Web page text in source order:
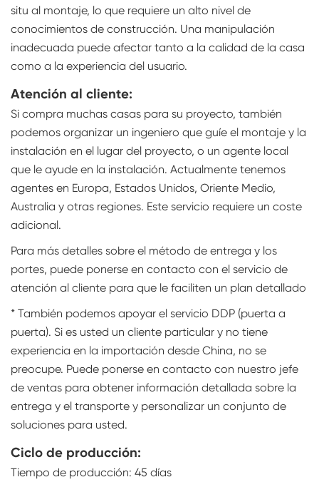
situ al montaje, lo que requiere un alto nivel de
conocimientos de construcción. Una manipulación
inadecuada puede afectar tanto a la calidad de la casa
como a la experiencia del usuario.
Atención al cliente:
Si compra muchas casas para su proyecto, también
podemos organizar un ingeniero que guíe el montaje y la
instalación en el lugar del proyecto, o un agente local
que le ayude en la instalación. Actualmente tenemos
agentes en Europa, Estados Unidos, Oriente Medio,
Australia y otras regiones. Este servicio requiere un coste
adicional.
Para más detalles sobre el método de entrega y los
portes, puede ponerse en contacto con el servicio de
atención al cliente para que le faciliten un plan detallado
* También podemos apoyar el servicio DDP (puerta a
puerta). Si es usted un cliente particular y no tiene
experiencia en la importación desde China, no se
preocupe. Puede ponerse en contacto con nuestro jefe
de ventas para obtener información detallada sobre la
entrega y el transporte y personalizar un conjunto de
soluciones para usted.
Ciclo de producción:
Tiempo de producción: 45 días